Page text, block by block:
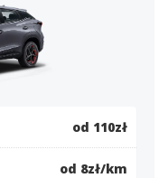
od 110zł
od 8zł/km